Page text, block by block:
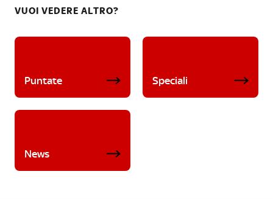
VUOI VEDERE ALTRO?
Puntate Speciali
News